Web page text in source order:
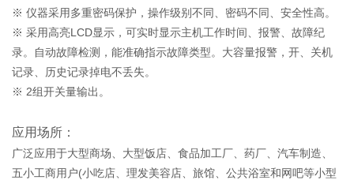
※ 仪器采用多重密码保护，操作级别不同、密码不同、安全性高。
※ 采用高亮LCD显示，可实时显示主机工作时间、报警、故障纪
录。自动故障检测，能准确指示故障类型。大容量报警，开、关机
记录、历史记录掉电不丢失。
※ 2组开关量输出。
应用场所：
广泛应用于大型商场、大型饭店、食品加工厂、药厂、汽车制造、
五小工商用户(小吃店、理发美容店、旅馆、公共浴室和网吧等小型